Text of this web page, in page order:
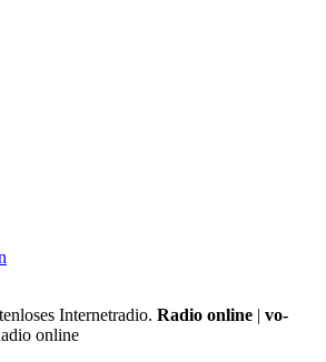
Internetradio. Radio online | vo-
online